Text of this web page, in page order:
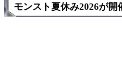
モンスト夏休み2026が開